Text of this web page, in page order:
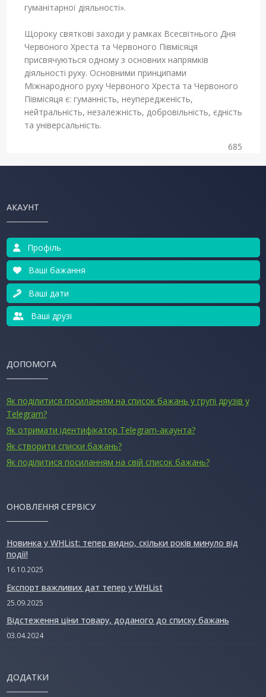
гуманітарної діяльності».
Щороку святкові заходи у рамках Всесвітнього Дня
Червоного Хреста та Червоного Півмісяця
присвячуються одному з основних напрямків
діяльності руху. Основними принципами
Міжнародного руху Червоного Хреста та Червоного
Півмісяця є: гуманність, неупередженість,
нейтральність, незалежність, добровільність, єдність
та універсальність.
685
АКАУНТ
Профіль
Ваші бажання
Ваші дати
Ваші друзі
ДОПОМОГА
Як поділитися посиланням на список бажань у групі друзів у
Telegram?
Як отримати ідентифікатор Telegram-акаунта?
Як створити списки бажань?
Як поділитися посиланням на свій список бажань?
ОНОВЛЕННЯ СЕРВІСУ
Новинка у WHList: тепер видно, скільки років минуло від
події!
16.10.2025
Експорт важливих дат тепер у WHList
25.09.2025
Відстеження ціни товару, доданого до списку бажань
03.04.2024
ДОДАТКИ